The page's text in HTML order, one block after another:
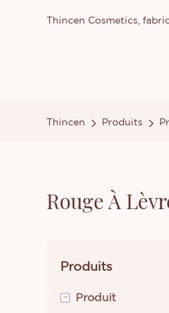
Thincen Cosmetics,
Thincen Produits
Rouge À
Produits
- Produit